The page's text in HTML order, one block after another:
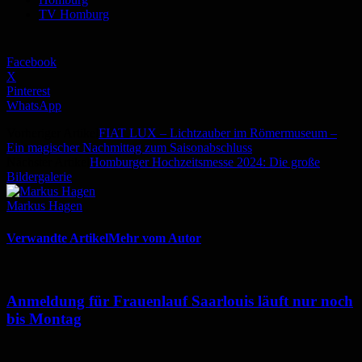
TV Homburg
Facebook
X
Pinterest
WhatsApp
FIAT LUX – Lichtzauber im Römermuseum –
Ein magischer Nachmittag zum Saisonabschluss
Homburger Hochzeitsmesse 2024: Die große
Bildergalerie
Markus Hagen
Verwandte ArtikelMehr vom Autor
Anmeldung für Frauenlauf Saarlouis läuft nur noch
bis Montag